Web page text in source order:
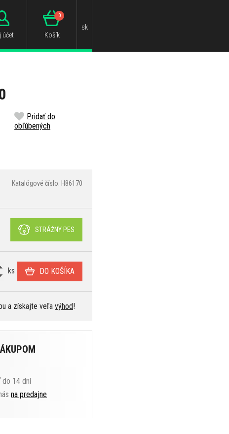
účet Košík
0
sk
Pridať do
obľúbených
Katalógové číslo: H86170
STRÁŽNY PES
ks DO KOŠÍKA
a získajte veľa výhod!
do 14 dní
na predajne